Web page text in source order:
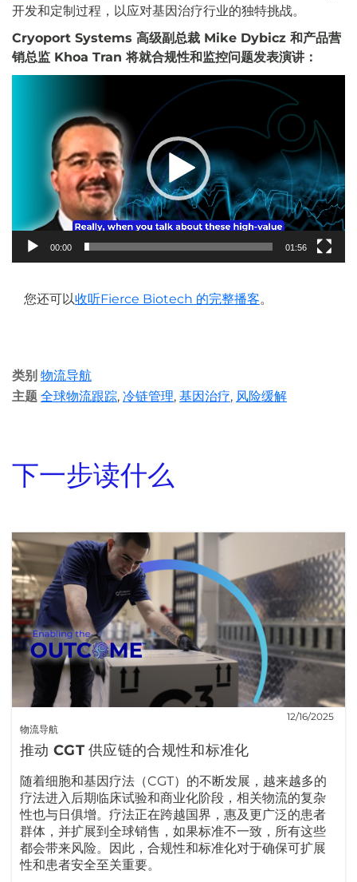
开发和定制过程，以应对基因治疗行业的独特挑战。
Cryoport Systems 高级副总裁 Mike Dybicz 和产品营
销总监 Khoa Tran 将就合规性和监控问题发表演讲：
00:00 01:56
您还可以收听Fierce Biotech 的完整播客。
类别 物流导航
主题 全球物流跟踪, 冷链管理, 基因治疗, 风险缓解
下一步读什么
物流导航
12/16/2025
推动 CGT 供应链的合规性和标准化
随着细胞和基因疗法（CGT）的不断发展，越来越多的
疗法进入后期临床试验和商业化阶段，相关物流的复杂
性也与日俱增。疗法正在跨越国界，惠及更广泛的患者
群体，并扩展到全球销售，如果标准不一致，所有这些
都会带来风险。因此，合规性和标准化对于确保可扩展
性和患者安全至关重要。